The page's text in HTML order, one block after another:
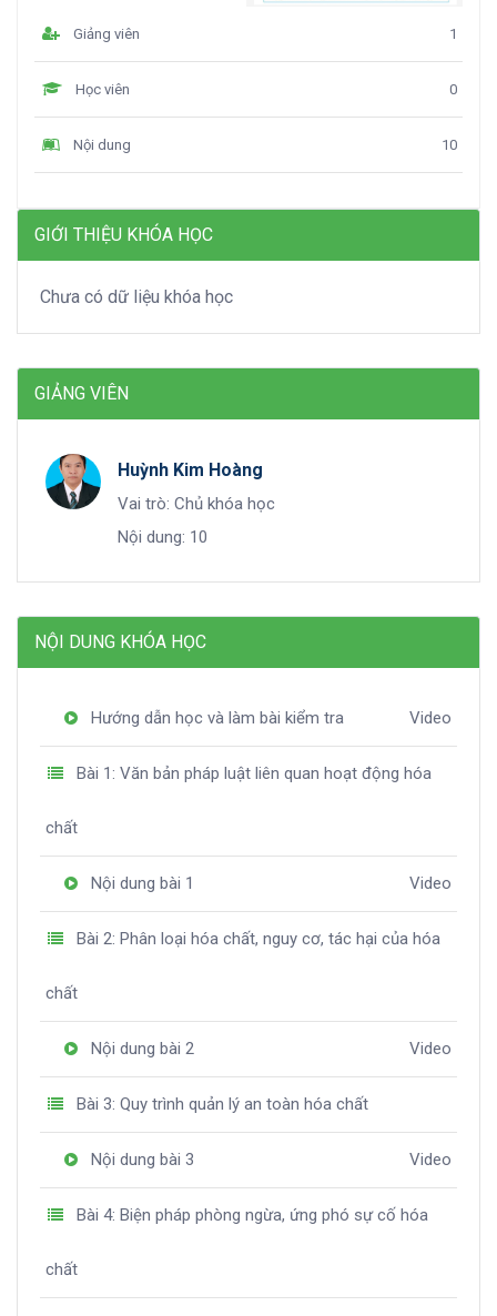
Giảng viên 1
Học viên 0
Nội dung 10
GIỚI THIỆU KHÓA HỌC
Chưa có dữ liệu khóa học
GIẢNG VIÊN
Huỳnh Kim Hoàng
Vai trò: Chủ khóa học
Nội dung: 10
NỘI DUNG KHÓA HỌC
Hướng dẫn học và làm bài kiểm tra Video
Bài 1: Văn bản pháp luật liên quan hoạt động hóa
chất
Nội dung bài 1 Video
Bài 2: Phân loại hóa chất, nguy cơ, tác hại của hóa
chất
Nội dung bài 2 Video
Bài 3: Quy trình quản lý an toàn hóa chất
Nội dung bài 3 Video
Bài 4: Biện pháp phòng ngừa, ứng phó sự cố hóa
chất